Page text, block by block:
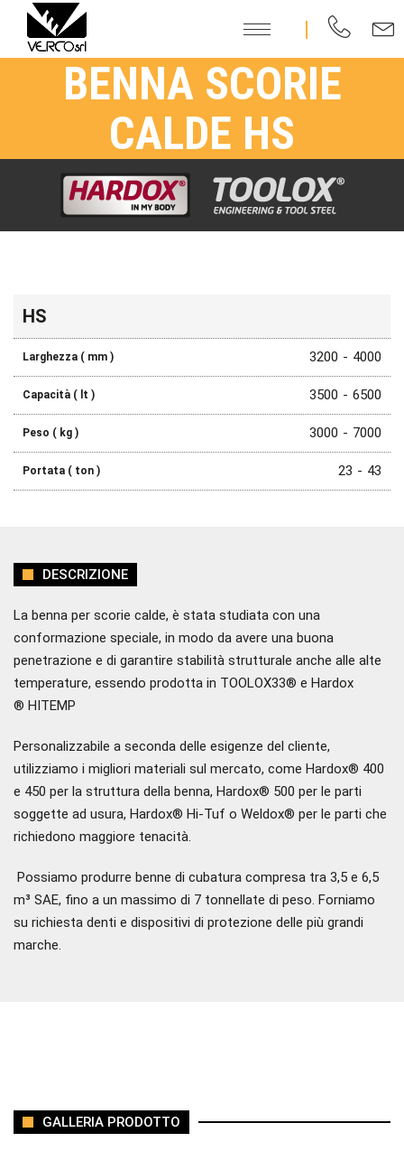
BENNA SCORIE
CALDE HS
mm
HS
3200 4000
3500 6500
3000 7000
23 43
DESCRIZIONE
La benna per scorie calde, è stata studiata con una
conformazione speciale, in modo da avere una buona
penetrazione e di garantire stabilità strutturale anche alle alte
temperature, essendo prodotta in TOOLOX33® e Hardox
® HITEMP
Personalizzabile a seconda delle esigenze del cliente,
utilizziamo i migliori materiali sul mercato, come Hardox® 400
e 450 per la struttura della benna, Hardox® 500 per le parti
soggette ad usura, Hardox® Hi-Tuf o Weldox® per le parti che
richiedono maggiore tenacità.
Possiamo produrre benne di cubatura compresa tra 3,5 e 6,5
m³ SAE, fino a un massimo di 7 tonnellate di peso. Forniamo
su richiesta denti e dispositivi di protezione delle più grandi
marche.
GALLERIA PRODOTTO